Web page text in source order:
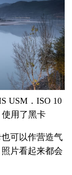
USM．ISO 10
使用了黑卡
可以作营造气
片看起来都会